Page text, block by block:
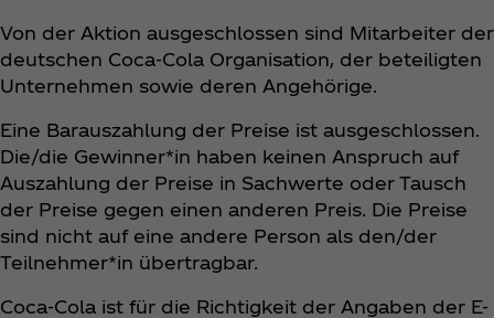
Von der Aktion ausgeschlossen sind Mitarbeiter der
deutschen Coca‑Cola Organisation, der beteiligten
Unternehmen sowie deren Angehörige.
Eine Barauszahlung der Preise ist ausgeschlossen.
Die/die Gewinner*in haben keinen Anspruch auf
Auszahlung der Preise in Sachwerte oder Tausch
der Preise gegen einen anderen Preis. Die Preise
sind nicht auf eine andere Person als den/der
Teilnehmer*in übertragbar.
Coca‑Cola ist für die Richtigkeit der Angaben der E-